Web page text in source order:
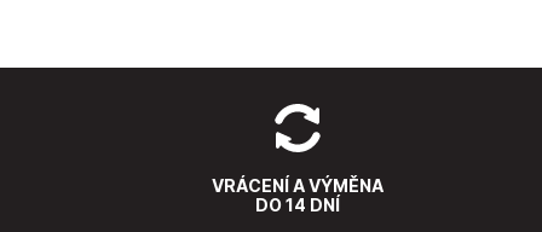
VRÁCENÍ A VÝMĚNA
DO 14 DNÍ